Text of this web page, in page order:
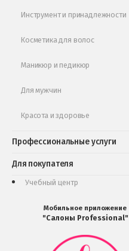
Инструмент и принадлежности
Косметика для волос
Маникюр и педикюр
Для мужчин
Красота и здоровье
Профессиональные услуги
Для покупателя
Обучающее видео
Учебный центр
Мобильное приложение
"Салоны Professional"
Мобильное
приложение